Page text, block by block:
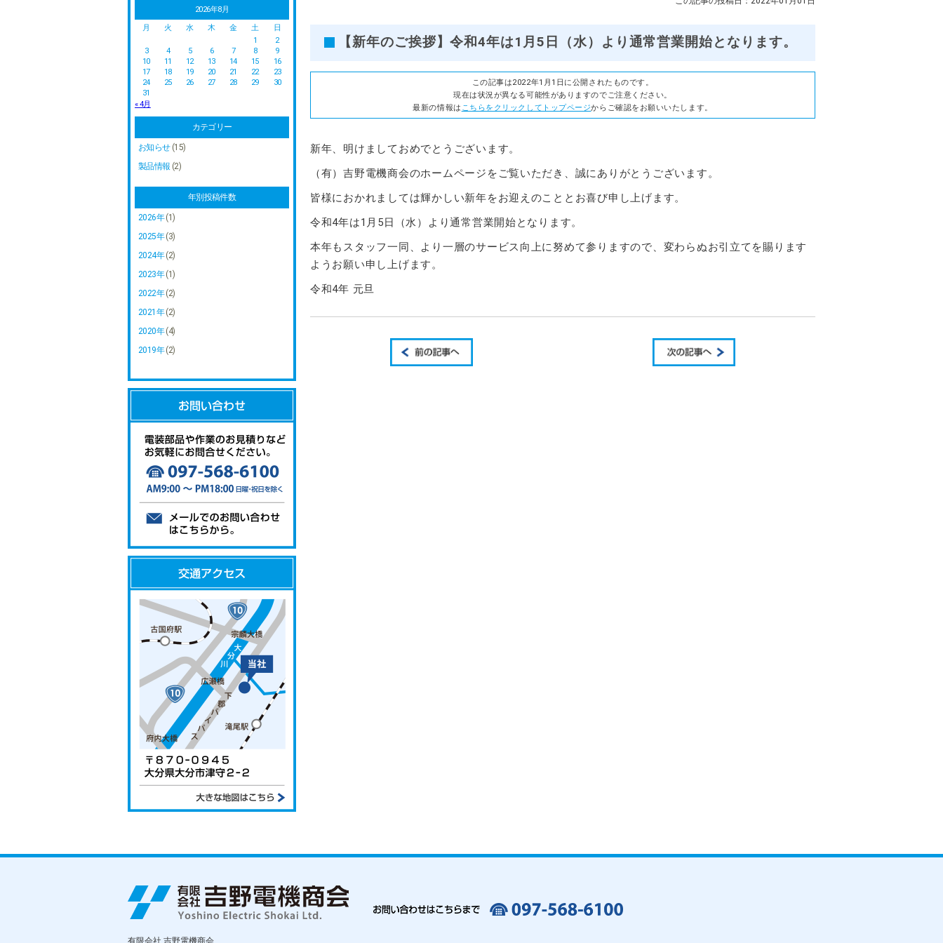
2026年8月
月
火 水 木 金 土
日
1
2
3
4 5 6 7 8
9
10
11 12 13 14 15
16
17
18 19 20 21 22
23
24
25 26 27 28 29
30
31
« 4月
カテゴリー
お知らせ(15)
製品情報 (2)
年別投稿件数
2026年(1)
2025年(3)
2024年(2)
2023年(1)
2022年(2)
2021年(2)
2020年(4)
2019年(2)
【新年のご挨拶】令和4年は1月5日（水）より通常営業開始となります。
この記事は2022年1月1日に公開されたものです。
現在は状況が異なる可能性がありますのでご注意ください。
最新の情報は こちらをクリックしてトップページからご確認をお願いいたします。
新年、明けましておめでとうございます。
（有）吉野電機商会のホームページをご覧いただき、誠にありがとうございます。
皆様におかれましては輝かしい新年をお迎えのこととお喜び申し上げます。
令和4年は1月5日（水）より通常営業開始となります。
本年もスタッフ一同、より一層のサービス向上に努めて参りますので、変わらぬお引立てを賜ります
ようお願い申し上げます。
令和4年 元旦
有限会社 吉野電機商会